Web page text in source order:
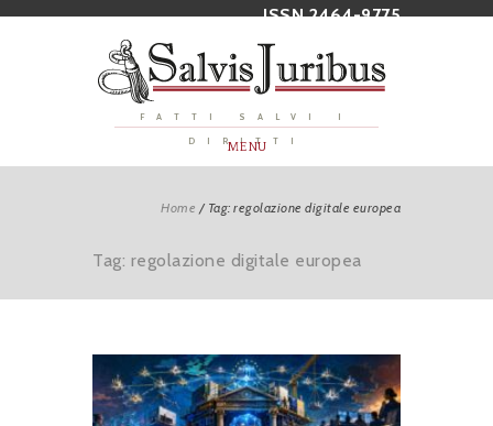
ISSN 2464-9775
FATTI SALVI I
DIRITTI
MENU
Home / Tag: regolazione digitale europea
Tag: regolazione digitale europea